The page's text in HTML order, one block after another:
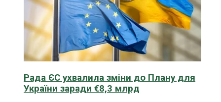
Рада ЄС ухвалила зміни до Плану для
України заради €8,3 млрд